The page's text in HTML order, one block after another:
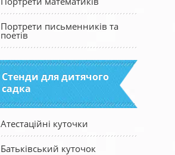
Портрети письменників та
поетів
Стенди для дитячого
садка
Атестаційні куточки
Батьківський куточок